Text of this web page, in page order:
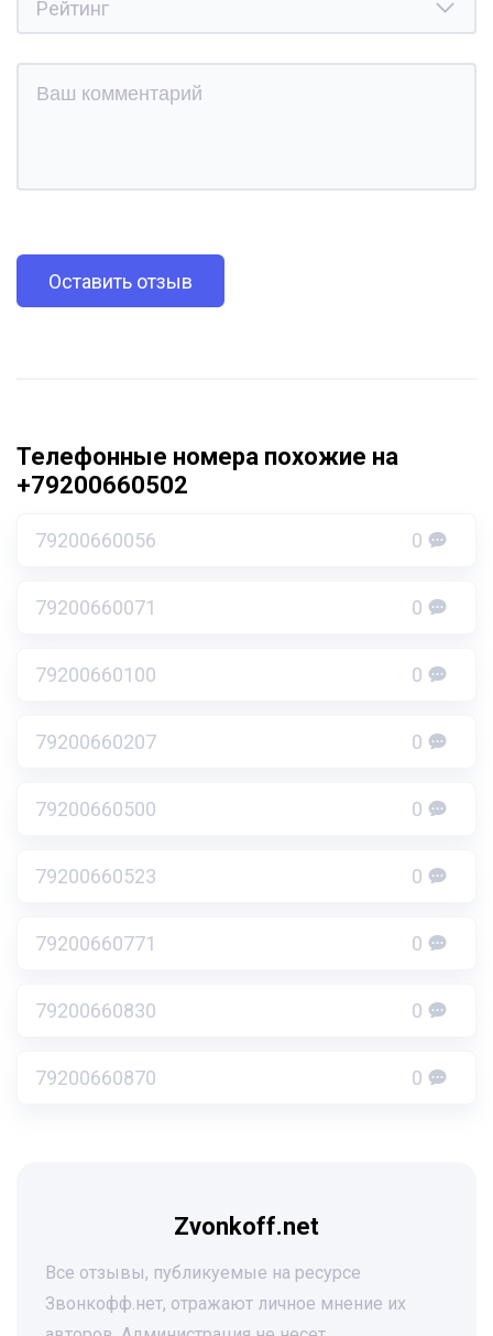
Оставить отзыв
Телефонные номера похожие на
+79200660502
79200660056 0
79200660071 0
79200660100 0
79200660207 0
79200660500 0
79200660523 0
79200660771 0
79200660830 0
79200660870 0
Zvonkoff.net
Все отзывы, публикуемые на ресурсе
Звонкофф.нет, отражают личное мнение их